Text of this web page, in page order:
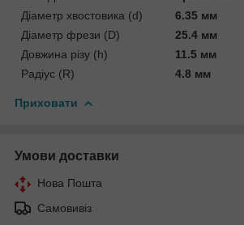
Діаметр хвостовика (d)
6.35 мм
Діаметр фрези (D)
25.4 мм
Довжина різу (h)
11.5 мм
Радіус (R)
4.8 мм
Приховати
Умови доставки
Нова Пошта
Самовивіз